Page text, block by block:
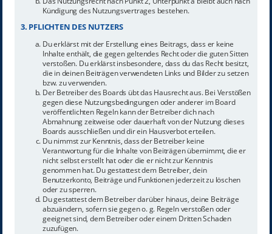
Kündigung des Nutzungsvertrages bestehen.
3. PFLICHTEN DES NUTZERS
Du erklärst mit der Erstellung eines Beitrags, dass er keine
Inhalte enthält, die gegen geltendes Recht oder die guten Sitten
verstoßen. Du erklärst insbesondere, dass du das Recht besitzt,
die in deinen Beiträgen verwendeten Links und Bilder zu setzen
bzw. zu verwenden.
Der Betreiber des Boards übt das Hausrecht aus. Bei Verstößen
gegen diese Nutzungsbedingungen oder anderer im Board
veröffentlichten Regeln kann der Betreiber dich nach
Abmahnung zeitweise oder dauerhaft von der Nutzung dieses
Boards ausschließen und dir ein Hausverbot erteilen.
Du nimmst zur Kenntnis, dass der Betreiber keine
Verantwortung für die Inhalte von Beiträgen übernimmt, die er
nicht selbst erstellt hat oder die er nicht zur Kenntnis
genommen hat. Du gestattest dem Betreiber, dein
Benutzerkonto, Beiträge und Funktionen jederzeit zu löschen
oder zu sperren.
Du gestattest dem Betreiber darüber hinaus, deine Beiträge
abzuändern, sofern sie gegen o. g. Regeln verstoßen oder
geeignet sind, dem Betreiber oder einem Dritten Schaden
zuzufügen.